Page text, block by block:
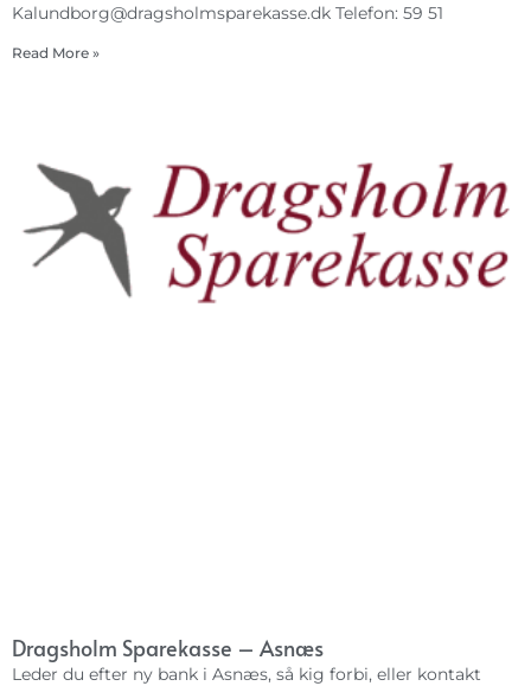
Kalundborg@dragsholmsparekasse.dk Telefon: 59 51
Read More »
Dragsholm Sparekasse – Asnæs
Leder du efter ny bank i Asnæs, så kig forbi, eller kontakt